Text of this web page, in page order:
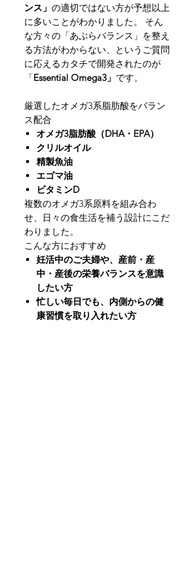
ンス」 の適切ではない方が予想以上
に多いことがわかりました。 そん
な方々の「あぶらバランス」を整え
る方法がわからない、というご質問
に応えるカタチで開発されたのが
「Essential Omega3」 です。
厳選したオメガ3系脂肪酸をバラン
ス配合
オメガ3脂肪酸（DHA・EPA）
クリルオイル
精製魚油
エゴマ油
ビタミンD
複数のオメガ3系原料を組み合わ
せ、日々の食生活を補う設計にこだ
わりました。
こんな方におすすめ
妊活中のご夫婦や、産前・産
中・産後の栄養バランスを意識
したい方
忙しい毎日でも、内側からの健
康習慣を取り入れたい方